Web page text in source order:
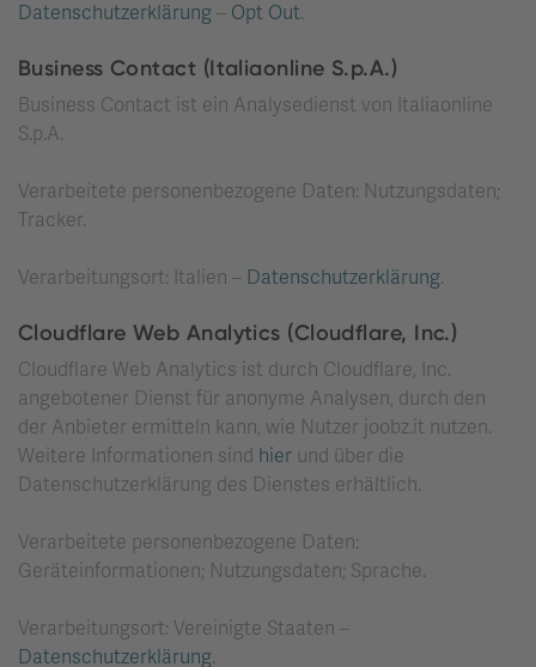
Datenschutzerklärung – Opt Out.
Business Contact (Italiaonline S.p.A.)
Business Contact ist ein Analysedienst von Italiaonline
S.p.A.
Verarbeitete personenbezogene Daten: Nutzungsdaten;
Tracker.
Verarbeitungsort: Italien – Datenschutzerklärung.
Cloudflare Web Analytics (Cloudflare, Inc.)
Cloudflare Web Analytics ist durch Cloudflare, Inc.
angebotener Dienst für anonyme Analysen, durch den
der Anbieter ermitteln kann, wie Nutzer joobz.it nutzen.
Weitere Informationen sind hier und über die
Datenschutzerklärung des Dienstes erhältlich.
Verarbeitete personenbezogene Daten:
Geräteinformationen; Nutzungsdaten; Sprache.
Verarbeitungsort: Vereinigte Staaten –
Datenschutzerklärung.